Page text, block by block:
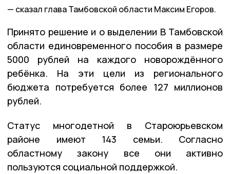
сказал глава Тамбовской области Максим Егоров.
Принято решение и о выделении В Тамбовской
области единовременного пособия в размере
5000 рублей на каждого новорождённого
ребёнка. На эти цели из регионального
бюджета потребуется более 127 миллионов
рублей.
Статус многодетной в Староюрьевском
районе имеют 143 семьи. Согласно
областному закону все они активно
пользуются социальной поддержкой.